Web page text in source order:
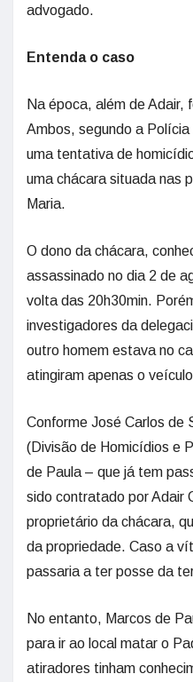
advogado.
Entenda o caso
Na época, além de Adair,
Ambos, segundo a
uma tentativa de
uma chácara situada nas
Maria.
O dono da chácara,
assassinado no dia 2 de
volta das 20h30min.
investigadores da
outro homem estava no
atingiram apenas o
Conforme José Carlos de
(Divisão de Homicídios e
de Paula – que já tem
sido contratado por Adair
proprietário da chácara,
da propriedade. Caso a
passaria a ter posse da
No entanto, Marcos de
para ir ao local matar o
atiradores tinham